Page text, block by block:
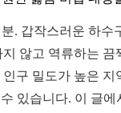
. 갑작스러운 하수
않고 역류하는 끔
구 밀도가 높은
있습니다. 이 글